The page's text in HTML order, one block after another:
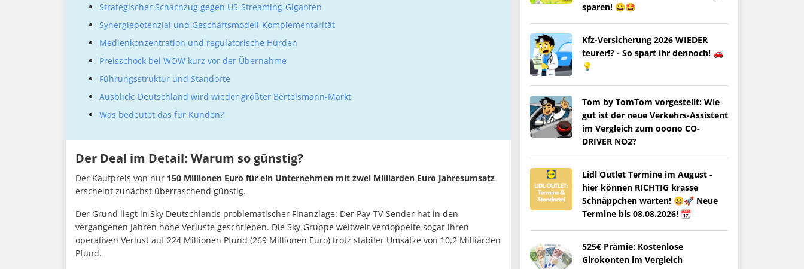
Strategischer Schachzug gegen US-Streaming-Giganten
Synergiepotenzial und Geschäftsmodell-Komplementarität
Medienkonzentration und regulatorische Hürden
Preisschock bei WOW kurz vor der Übernahme
Führungsstruktur und Standorte
Ausblick: Deutschland wird wieder größter Bertelsmann-Markt
Was bedeutet das für Kunden?
Der Deal im Detail: Warum so günstig?
Der Kaufpreis von nur 150 Millionen Euro für ein Unternehmen mit zwei Milliarden Euro Jahresumsatz
erscheint zunächst überraschend günstig.
Der Grund liegt in Sky Deutschlands problematischer Finanzlage: Der Pay-TV-Sender hat in den
vergangenen Jahren hohe Verluste geschrieben. Die Sky-Gruppe weltweit verdoppelte sogar ihren
operativen Verlust auf 224 Millionen Pfund (269 Millionen Euro) trotz stabiler Umsätze von 10,2 Milliarden
Pfund.
sparen! 😀🤩
Kfz-Versicherung 2026 WIEDER
teurer!? - So spart ihr dennoch! 🚗
💡
Tom by TomTom vorgestellt: Wie
gut ist der neue Verkehrs-Assistent
im Vergleich zum ooono CO-
DRIVER NO2?
Lidl Outlet Termine im August -
hier können RICHTIG krasse
Schnäppchen warten! 😀🚀 Neue
Termine bis 08.08.2026! 📆
525€ Prämie: Kostenlose
Girokonten im Vergleich